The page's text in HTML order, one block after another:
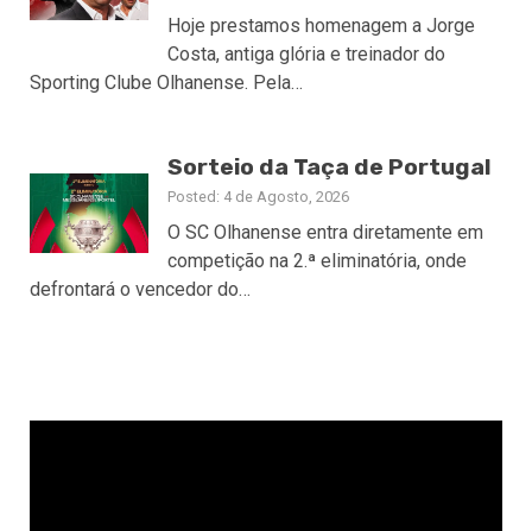
Hoje prestamos homenagem a Jorge
Costa, antiga glória e treinador do
Sporting Clube Olhanense. Pela…
Sorteio da Taça de Portugal
Posted: 4 de Agosto, 2026
O SC Olhanense entra diretamente em
competição na 2.ª eliminatória, onde
defrontará o vencedor do…